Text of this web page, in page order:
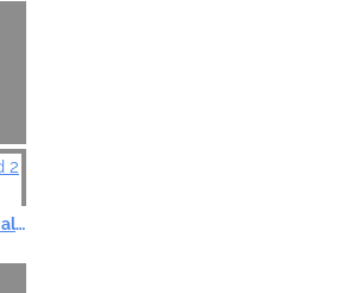
Kattenspeelgoed 2 Ballen en 3 Muizen